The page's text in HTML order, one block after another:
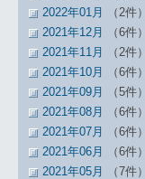
2022年01月
（2件）
2021年12月
（6件）
2021年11月
（2件）
2021年10月
（6件）
2021年09月
（5件）
2021年08月
（6件）
2021年07月
（6件）
2021年06月
（6件）
2021年05月
（7件）